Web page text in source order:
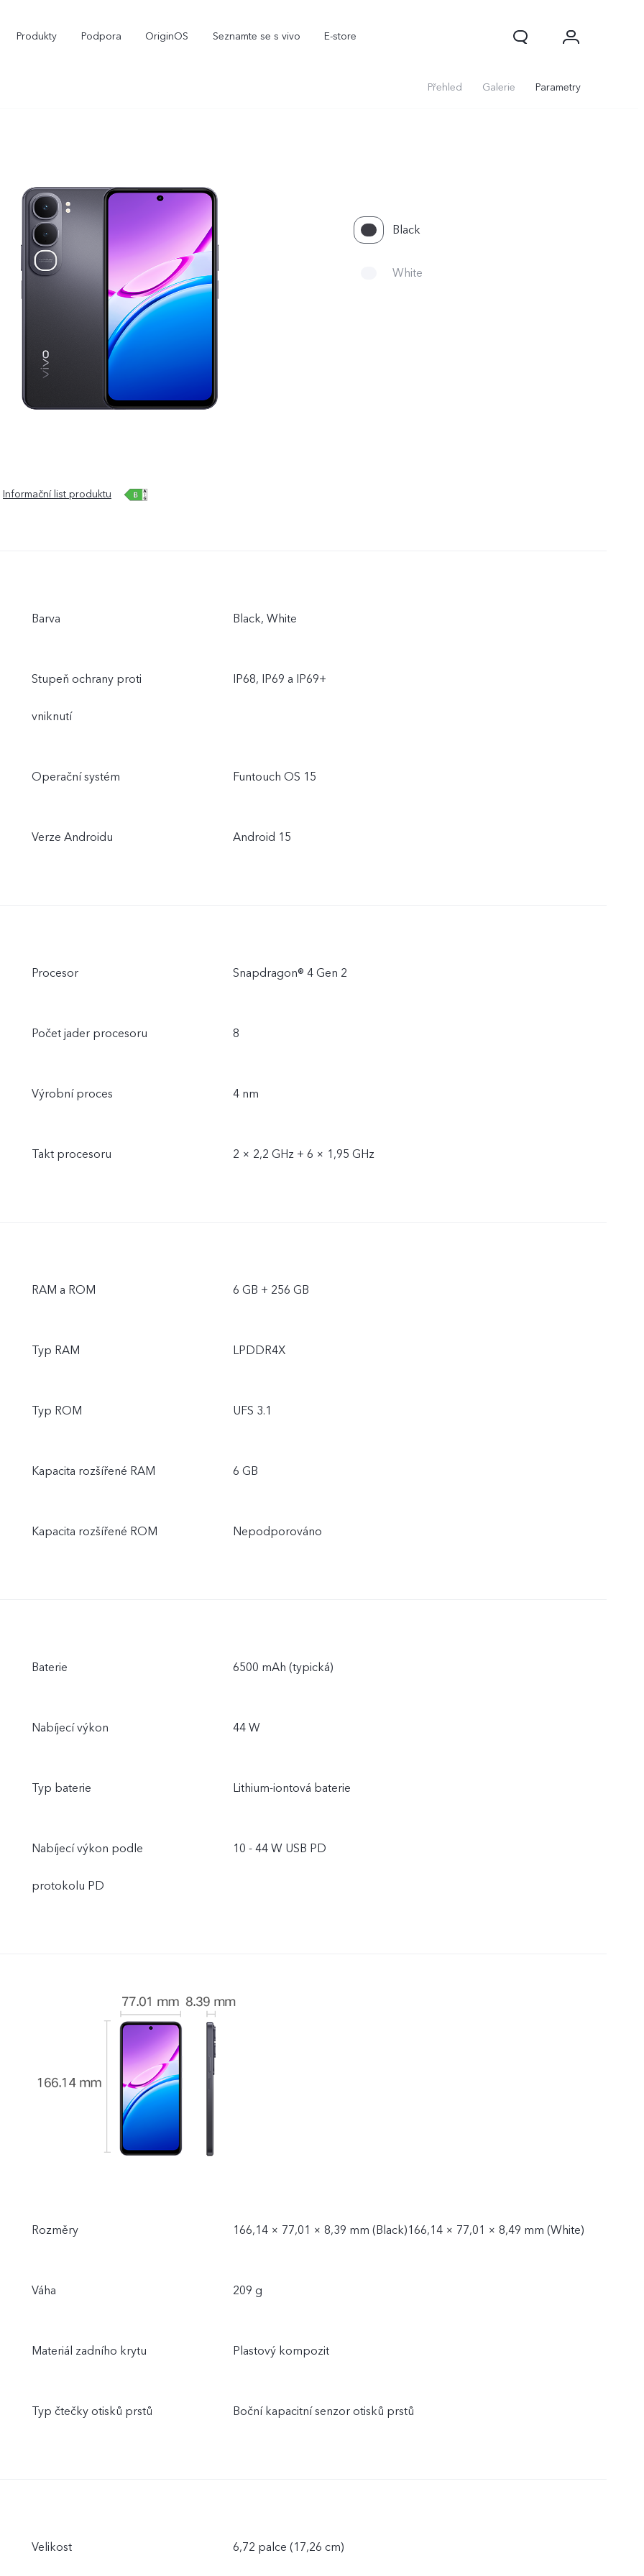
Produkty Podpora OriginOS Seznamte se s vivo E-store
Přehled Galerie Parametry
Black
White
Informační list produktu
Barva Black, White
Stupeň ochrany proti
vniknutí
IP68, IP69 a IP69+
Operační systém Funtouch OS 15
Verze Androidu Android 15
Procesor Snapdragon® 4 Gen 2
Počet jader procesoru 8
Výrobní proces 4 nm
Takt procesoru 2 × 2,2 GHz + 6 × 1,95 GHz
RAM a ROM 6 GB + 256 GB
Typ RAM LPDDR4X
Typ ROM UFS 3.1
Kapacita rozšířené RAM 6 GB
Kapacita rozšířené ROM Nepodporováno
Baterie 6500 mAh (typická)
Nabíjecí výkon 44 W
Typ baterie Lithium-iontová baterie
Nabíjecí výkon podle
protokolu PD
10 - 44 W USB PD
Rozměry 166,14 × 77,01 × 8,39 mm (Black)166,14 × 77,01 × 8,49 mm (White)
Váha 209 g
Materiál zadního krytu Plastový kompozit
Typ čtečky otisků prstů Boční kapacitní senzor otisků prstů
Velikost 6,72 palce (17,26 cm)